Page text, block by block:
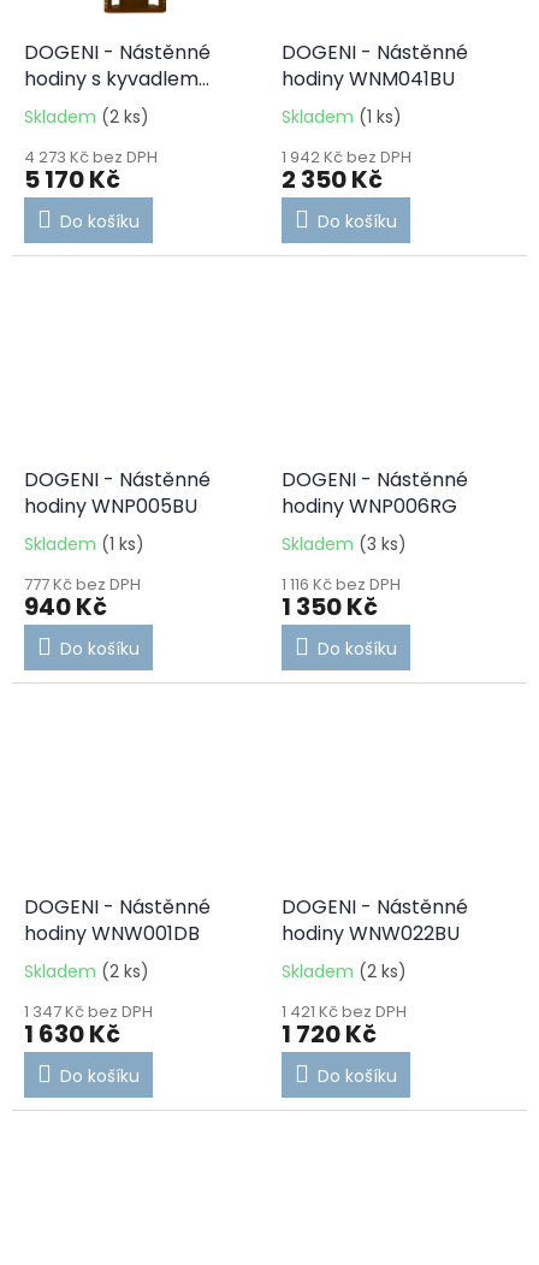
DOGENI - Nástěnné
hodiny s kyvadlem
WPW001DB
Skladem (2 ks)
4 273 Kč bez DPH
5 170 Kč
Do košíku
DOGENI - Nástěnné
hodiny WNM041BU
Skladem (1 ks)
1 942 Kč bez DPH
2 350 Kč
Do košíku
DOGENI - Nástěnné
hodiny WNP005BU
Skladem (1 ks)
777 Kč bez DPH
940 Kč
Do košíku
DOGENI - Nástěnné
hodiny WNP006RG
Skladem (3 ks)
1 116 Kč bez DPH
1 350 Kč
Do košíku
DOGENI - Nástěnné
hodiny WNW001DB
Skladem (2 ks)
1 347 Kč bez DPH
1 630 Kč
Do košíku
DOGENI - Nástěnné
hodiny WNW022BU
Skladem (2 ks)
1 421 Kč bez DPH
1 720 Kč
Do košíku